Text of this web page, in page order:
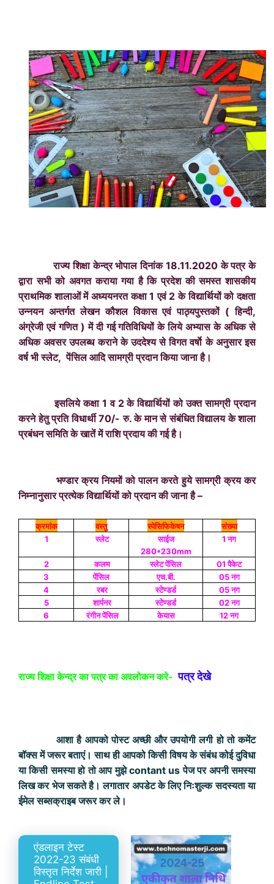
राज्य शिक्षा केन्द्र भोपाल दिनांक 18.11.2020 के पत्र के
द्वारा सभी को अवगत कराया गया है कि प्रदेश की समस्त शासकीय
प्राथमिक शालाओं में अध्ययनरत कक्षा 1 एवं 2 के विद्यार्थियों को दक्षता
उन्नयन अन्तर्गत लेखन कौशल विकास एवं पाठ्यपुस्तकों ( हिन्दी,
अंग्रेजी एवं गणित ) में दी गई गतिविधियों के लिये अभ्यास के अधिक से
अधिक अवसर उपलब्ध कराने के उददेश्‍य से विगत वर्षाे के अनुसार इस
वर्ष भी स्लेट, पेंसिलआदि सामग्री प्रदान किया जाना है।
इसलिये कक्षा 1 व 2 के विद्यार्थियों को उक्त सामग्री प्रदान
करने हेतु प्रति विधार्थी 70/- रु. के मान से संबंधित विद्यालय के शाला
प्रबंधन समिति के खातें में राशि प्रदाय की गई है।
भण्डार क्रय नियमों को पालन करते हुये सामग्री क्रय कर
निम्नानुसार प्रत्येक विद्यार्थियों को प्रदान की जाना है –
क्रमांक वस्तु स्पेसिफिकेषन
संख्या
1
स्लेट
साईज
280*230mm
1 नग
2 कलम स्लेट पेंसिल
01 पैकेट
3
पेंसिल एच.बी.
05 नग
4
रबर स्टेेण्डर्ड
05 नग
5
शार्पनर स्टेेण्डर्ड
02 नग
6
रंगीन पेंसिल केयास 12 नग
राज्‍य शिक्षा केन्‍द्र का पत्र का अवलोकन करे-पत्र देखे
आशा है आपको पोस्ट अच्छी और उपयोगी लगी हो तो कमेंट
बॉक्स में जरूर बताएं। साथ ही आपको किसी विषय के संबंध कोई दुविधा
या किसी समस्या हो तो आप मुझे contant us पेज पर अपनी समस्या
लिख कर भेज सकते है। लगातार अपडेट के लिए निःशुल्क सदस्यता या
ईमेल सब्सक्राइब जरूर कर ले।
एंडलाइन टेस्ट
2022-23 संबंधी
विस्तृत निर्देश जारी |